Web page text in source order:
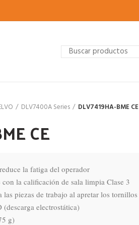
DLV7400A Series DLV7419HA-BME CE
CE
la fatiga del operador
la calificación de sala limpia Clase 3
piezas de trabajo al apretar los tornillos
electrostática)
g)